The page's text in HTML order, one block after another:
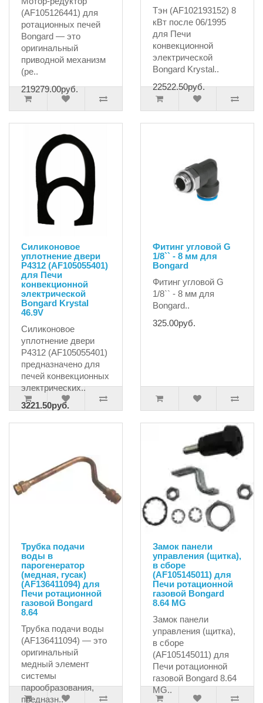
(AF105126441) для
ротационных печей
Bongard — это
оригинальный
приводной механизм
(ре..
219279.00руб.
Тэн (AF102193152) 8
кВт после 06/1995
для Печи
конвекционной
электрической
Bongard Krystal..
22522.50руб.
Силиконовое
уплотнение двери
P4312 (AF105055401)
для Печи
конвекционной
электрической
Bongard Krystal
46.9V
Силиконовое
уплотнение двери
P4312 (AF105055401)
предназначено для
печей конвекционных
электрических..
3221.50руб.
Фитинг угловой G
1/8`` - 8 мм для
Bongard
Фитинг угловой G
1/8`` - 8 мм для
Bongard..
325.00руб.
Трубка подачи
воды в
парогенератор
(медная, гусак)
(AF136411094) для
Печи ротационной
газовой Bongard
8.64
Трубка подачи воды
(AF136411094) — это
оригинальный
медный элемент
системы
парообразования,
предназн..
Замок панели
управления (щитка),
в сборе
(AF105145011) для
Печи ротационной
газовой Bongard
8.64 MG
Замок панели
управления (щитка),
в сборе
(AF105145011) для
Печи ротационной
газовой Bongard 8.64
MG..